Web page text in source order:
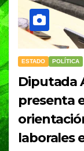
ESTADO POLÍTICA
Diputada
presenta
laborales